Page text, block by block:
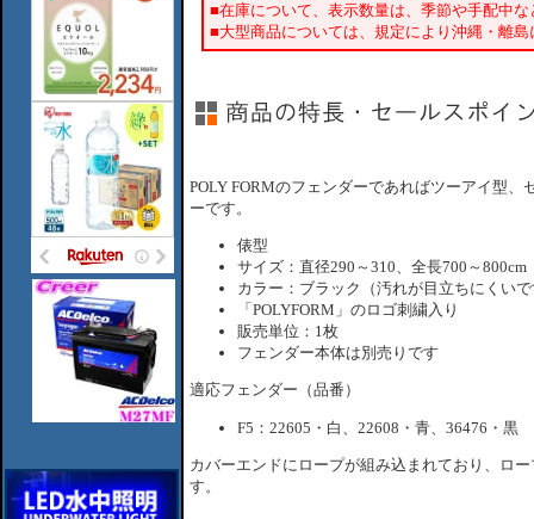
■在庫について、表示数量は、季節や手配中
■大型商品については、規定により沖縄・離
POLY FORMのフェンダーであればツーアイ型
ーです。
俵型
サイズ：直径290～310、全長700～800cm
カラー：ブラック（汚れが目立ちにくい
「POLYFORM」のロゴ刺繍入り
販売単位：1枚
フェンダー本体は別売りです
適応フェンダー（品番）
F5：22605・白、22608・青、36476・黒
カバーエンドにロープが組み込まれており、ロ
す。